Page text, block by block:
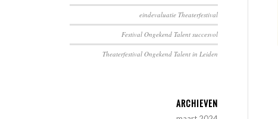
eindevaluatie Theaterfestival
Festival Ongekend Talent succesvol
Theaterfestival Ongekend Talent in Leiden
ARCHIEVEN